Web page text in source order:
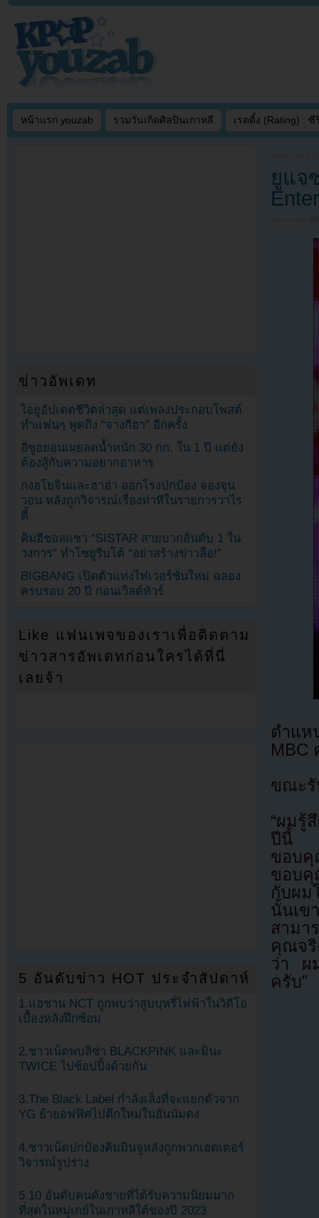
หน้าแรก youzab รวมวันเกิดศิลปินเกาหลี เรตติ้ง (Rating) : ซี
ยูแจ
ตำแห
MBC
ขณะรั
“ผมรู้
ปีนี้ แ
ขอบคุ
ขอบคุ
กับผม
นั้นเข
สามา
คุณจริ
ว่า ผ
ครับ”
ข่าวอัพเดท
ไอยูอัปเดตชีวิตล่าสุด แต่เพลงประกอบโพสต์
ทำแฟนๆ พูดถึง “จางกีฮา” อีกครั้ง
อีซูฮยอนเผยลดน้ำหนัก 30 กก. ใน 1 ปี แต่ยัง
ต้องสู้กับความอยากอาหาร
กงฮโยจินและฮาฮ่า ออกโรงปกป้อง จองจุน
วอน หลังถูกวิจารณ์เรื่องท่าทีในรายการวาไร
ตี้
คิมฮีชอลแซว “SISTAR สายบวกอันดับ 1 ใน
วงการ” ทำโซยูรีบโต้ “อย่าสร้างข่าวลือ!”
BIGBANG เปิดตัวแท่งไฟเวอร์ชั่นใหม่ ฉลอง
ครบรอบ 20 ปี ก่อนเวิลด์ทัวร์
Like แฟนเพจของเราเพื่อติดตาม
ข่าวสารอัพเดทก่อนใครได้ที่นี่
เลยจ้า
5 อันดับข่าว HOT ประจำสัปดาห์
1.แฮชาน NCT ถูกพบว่าสูบบุหรี่ไฟฟ้าในวิดีโอ
เบื้องหลังฝึกซ้อม
2.ชาวเน็ตพบลิซ่า BLACKPINK และมินะ
TWICE ไปช้อปปิ้งด้วยกัน
3.The Black Label กำลังเล็งที่จะแยกตัวจาก
YG ย้ายอฟฟิศไปตึกใหม่ในฮันนัมดง
4.ชาวเน็ตปกป้องคิมมินจูหลังถูกพวกเฮดเตอร์
วิจารณ์รูปร่าง
5.10 อันดับคนดังชายที่ได้รับความนิยมมาก
ที่สุดในหมู่เกย์ในเกาหลีใต้ของปี 2023